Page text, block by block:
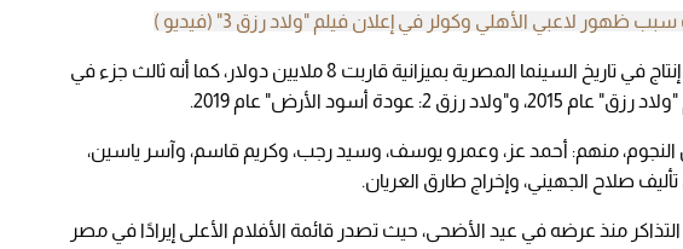
ظهور لاعبي الأهلي وكولر في إعلان فيلم "ولاد رزق 3" (فيديو )
ويعد "ولاد رزق 3 - القاضية" أضخم إنتاج في تاريخ السينما المصرية بميزانية قاربت 8 ملايين دولار، كما أنه ثالث جزء في
عودة أسود الأرض" عام 2019.
منهم: أحمد عز، وعمرو يوسف، وسيد رجب، وكريم قاسم، وآسر ياسين،
صلاح الجهيني، وإخراج طارق العريان.
منذ عرضه في عيد الأضحى، حيث تصدر قائمة الأفلام الأعلى إيرادًا في مصر